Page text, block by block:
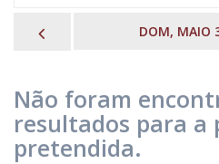
DOM, MAIO
Não foram
resultados para a
pretendida.